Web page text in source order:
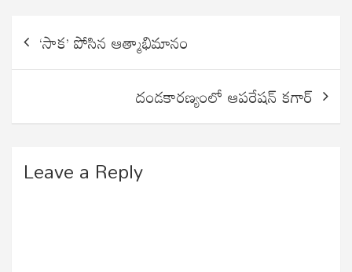
Post
navigation
‘సాక’ పోసిన ఆత్మాభిమానం
దండకారణ్యంలో ఆపరేషన్ కగార్
Leave a Reply